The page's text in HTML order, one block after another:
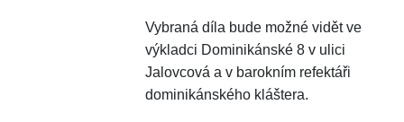
Vybraná díla bude možné vidět ve
výkladci Dominikánské 8 v ulici
Jalovcová a v barokním refektáři
dominikánského kláštera.